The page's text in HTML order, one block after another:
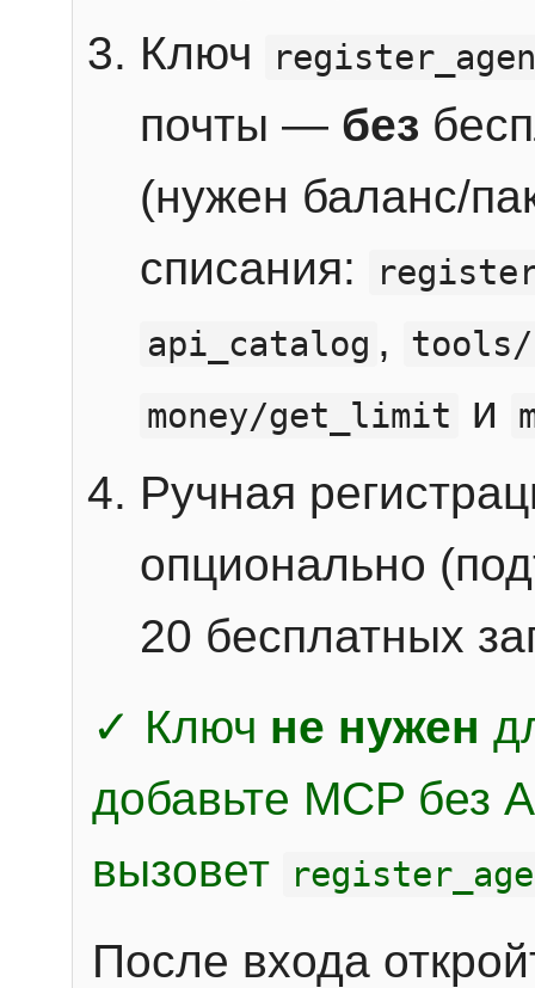
Ключ
почты — без
(нужен баланс/
списания:
api_catalog ,
money/get_limit
и
Ручная
опционально
20 бесплатных
✓ Ключ не нужен
добавьте MCP без
вызовет
После входа